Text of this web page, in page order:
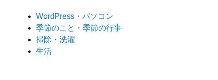
WordPress・パソコン
季節のこと・季節の行事
掃除・洗濯
生活